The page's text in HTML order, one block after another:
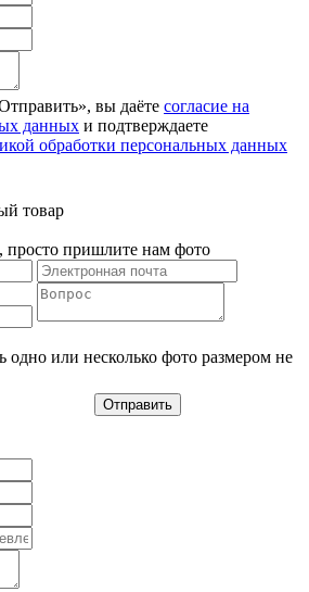
вы даёте согласие на
данных и подтверждаете
обработки персональных данных
товар
просто пришлите нам фото
или несколько фото размером не
Отправить